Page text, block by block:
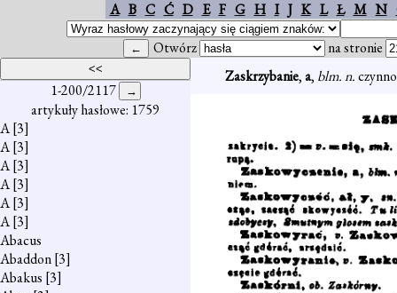
A B C Ć D E F G H I J K L Ł M N
Otwórz na stronie
1-200/2117
artykuły hasłowe: 1759
A[3]
A[3]
A[3]
A[3]
A[3]
A[3]
Abacus
Abaddon[3]
Abakus [3]
Zaskrzybanie,a, blm. n.